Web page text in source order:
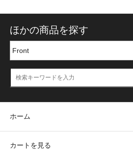
ほかの商品を探す
ホーム
カートを見る